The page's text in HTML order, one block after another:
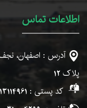
اطلاعات تماس
آدرس : اصفهان،
پلاک12
کد پستی :